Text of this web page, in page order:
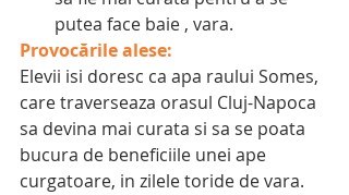
putea face baie , vara.
Provocările alese:
Elevii isi doresc ca apa raului Somes,
care traverseaza orasul Cluj-Napoca
sa devina mai curata si sa se poata
bucura de beneficiile unei ape
curgatoare, in zilele toride de vara.